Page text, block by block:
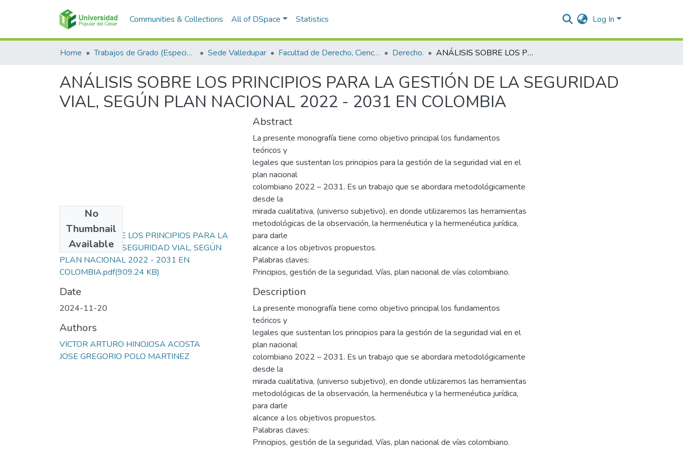
Communities & Collections All of DSpace Statistics Log In
Home Trabajos de Grado (Especializaciones y Pregrados) Sede Valledupar Facultad de Derecho, Ciencias Políticas y Sociales. Derecho. ANÁLISIS SOBRE LOS PRINCIPIOS PARA LA GESTIÓN DE LA SEGURIDAD VIAL, SEGÚN PLAN NACIONAL 2022 - 2031 EN COLOMBIA
ANÁLISIS SOBRE LOS PRINCIPIOS PARA LA GESTIÓN DE LA SEGURIDAD
VIAL, SEGÚN PLAN NACIONAL 2022 - 2031 EN COLOMBIA
No
Thumbnail
Available
ANÁLISIS SOBRE LOS PRINCIPIOS PARA LA
GESTIÓN DE LA SEGURIDAD VIAL, SEGÚN
PLAN NACIONAL 2022 - 2031 EN
COLOMBIA.pdf(909.24 KB)
Date
2024-11-20
Authors
VICTOR ARTURO HINOJOSA ACOSTA
JOSE GREGORIO POLO MARTINEZ
Abstract
La presente monografía tiene como objetivo principal los fundamentos
teóricos y
legales que sustentan los principios para la gestión de la seguridad vial en el
plan nacional
colombiano 2022 – 2031. Es un trabajo que se abordara metodológicamente
desde la
mirada cualitativa, (universo subjetivo), en donde utilizaremos las herramientas
metodológicas de la observación, la hermenéutica y la hermenéutica jurídica,
para darle
alcance a los objetivos propuestos.
Palabras claves:
Principios, gestión de la seguridad, Vías, plan nacional de vías colombiano.
Description
La presente monografía tiene como objetivo principal los fundamentos
teóricos y
legales que sustentan los principios para la gestión de la seguridad vial en el
plan nacional
colombiano 2022 – 2031. Es un trabajo que se abordara metodológicamente
desde la
mirada cualitativa, (universo subjetivo), en donde utilizaremos las herramientas
metodológicas de la observación, la hermenéutica y la hermenéutica jurídica,
para darle
alcance a los objetivos propuestos.
Palabras claves:
Principios, gestión de la seguridad, Vías, plan nacional de vías colombiano.